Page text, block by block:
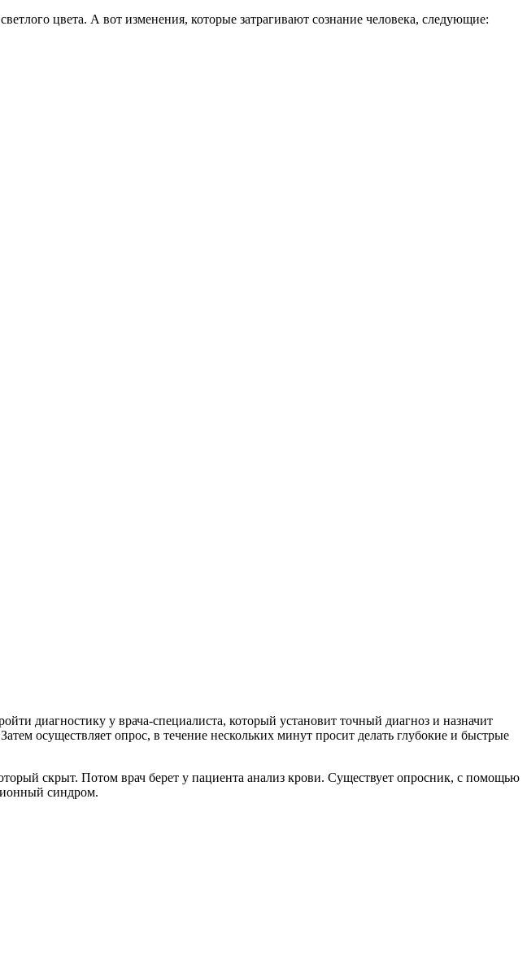
цвета. А вот изменения, которые затрагивают сознание человека, следующие:
диагностику у врача-специалиста, который установит точный диагноз и назначит
осуществляет опрос, в течение нескольких минут просит делать глубокие и быстрые
скрыт. Потом врач берет у пациента анализ крови. Существует опросник, с помощью
синдром.